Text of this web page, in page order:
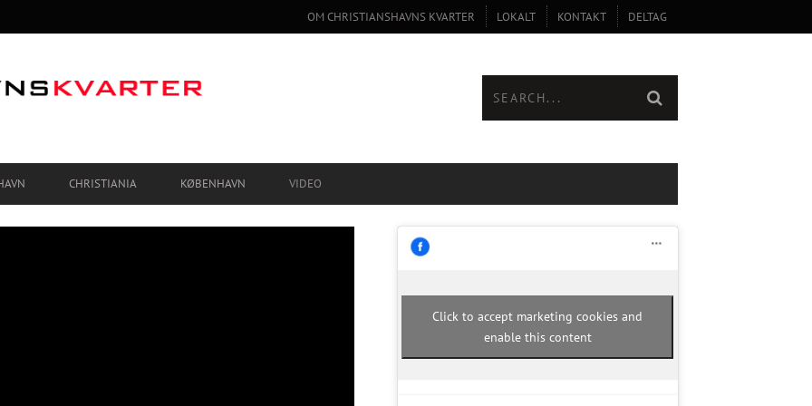
OM CHRISTIANSHAVNS KVARTER LOKALT KONTAKT DELTAG
CHRISTIANIA KØBENHAVN VIDEO
Click to accept marketing cookies and
enable this content